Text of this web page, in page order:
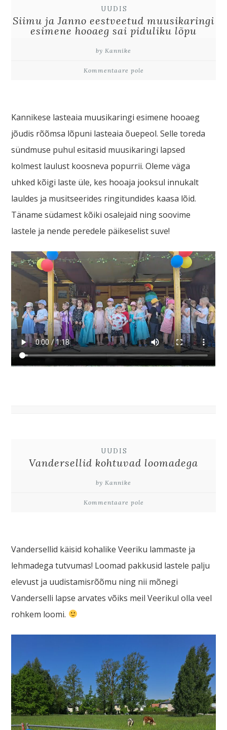
UUDIS
Siimu ja Janno eestveetud muusikaringi
esimene hooaeg sai piduliku lõpu
by Kannike
Kommentaare pole
Kannikese lasteaia muusikaringi esimene hooaeg
jõudis rõõmsa lõpuni lasteaia õuepeol. Selle toreda
sündmuse puhul esitasid muusikaringi lapsed
kolmest laulust koosneva popurrii. Oleme väga
uhked kõigi laste üle, kes hooaja jooksul innukalt
lauldes ja musitseerides ringitundides kaasa lõid.
Täname südamest kõiki osalejaid ning soovime
lastele ja nende peredele päikeselist suve!
UUDIS
Vandersellid kohtuvad loomadega
by Kannike
Kommentaare pole
Vandersellid käisid kohalike Veeriku lammaste ja
lehmadega tutvumas! Loomad pakkusid lastele palju
elevust ja uudistamisrõõmu ning nii mõnegi
Vanderselli lapse arvates võiks meil Veerikul olla veel
rohkem loomi.